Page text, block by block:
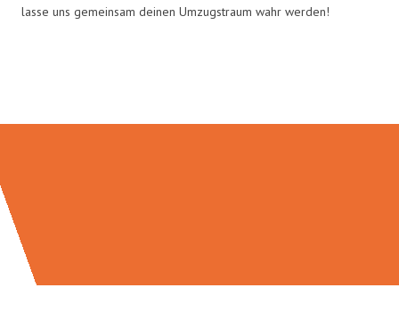
lasse uns gemeinsam deinen Umzugstraum wahr werden!